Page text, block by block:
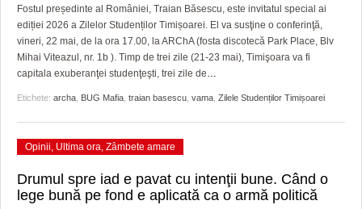
GRĂDINA TAICII DOMNULUI
ZIARISTU’ DE TERASĂ
CU OIŞTEA-N KIERKEGAARD
FINANŢĂRI DE LA A LA Z
CRONICĂ DE FILM
UNDE MERGEM
FILME DOCUMENTARE
CLIPURI VIDEO
ACCIDENTE
ANUNŢURI
INFO SI UTILE
CULTURA
FILME DOCUMENTARE
Fostul președinte al României, Traian Băsescu, este invitatul special ai
ediției 2026 a Zilelor Studenților Timișoarei. El va susţine o conferinţă,
vineri, 22 mai, de la ora 17.00, la ARChA (fosta discotecă Park Place, Blv
Mihai Viteazul, nr. 1b ). Timp de trei zile (21-23 mai), Timişoara va fi
capitala exuberanţei studenţeşti, trei zile de…
Etichete: archa BUG Mafia traian basescu vama Zilele Studenților Timișoarei
Opinii, Ultima ora, Zâmbete amare
Drumul spre iad e pavat cu intenţii bune. Când o
lege bună pe fond e aplicată ca o armă politică